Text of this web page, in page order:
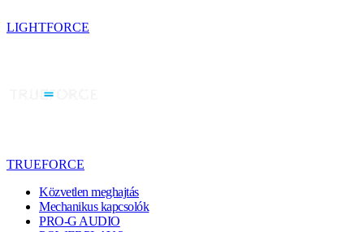
LIGHTFORCE
TRUEFORCE
Közvetlen meghajtás
Mechanikus kapcsolók
PRO-G AUDIO